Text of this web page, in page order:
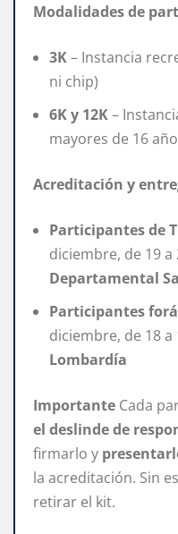
Modalidades de
3K– Instancia
ni chip)
6K y 12K–
mayores de 16
Acreditación y
Participantes de
diciembre, de 19 a
Departamental
Participantes
diciembre, de 18 a
Lombardía
Importante Cada
el deslinde de
firmarlo y
la acreditación. Sin
retirar el kit.